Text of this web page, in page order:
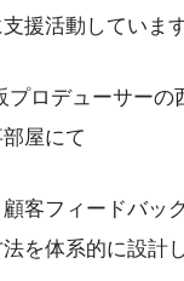
援活動しています
プロデューサーの
屋にて
客フィードバッ
を体系的に設計